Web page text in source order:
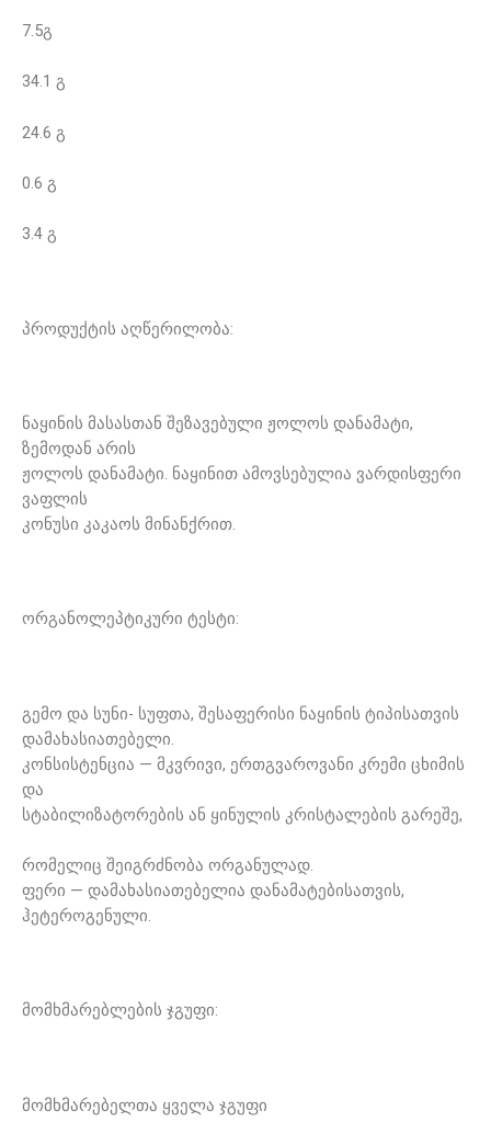
7.5გ
34.1 გ
24.6 გ
0.6 გ
3.4 გ
პროდუქტის აღწერილობა:
ნაყინის მასასთან შეზავებული ჟოლოს დანამატი,
ზემოდან არის
ჟოლოს დანამატი. ნაყინით ამოვსებულია ვარდისფერი
ვაფლის
კონუსი კაკაოს მინანქრით.
ორგანოლეპტიკური ტესტი:
გემო და სუნი- სუფთა, შესაფერისი ნაყინის ტიპისათვის
დამახასიათებელი.
კონსისტენცია — მკვრივი, ერთგვაროვანი კრემი ცხიმის
და
სტაბილიზატორების ან ყინულის კრისტალების გარეშე,
რომელიც შეიგრძნობა ორგანულად.
ფერი — დამახასიათებელია დანამატებისათვის,
ჰეტეროგენული.
მომხმარებლების ჯგუფი:
მომხმარებელთა ყველა ჯგუფი